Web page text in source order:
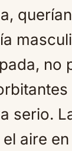
no
serio.
aire